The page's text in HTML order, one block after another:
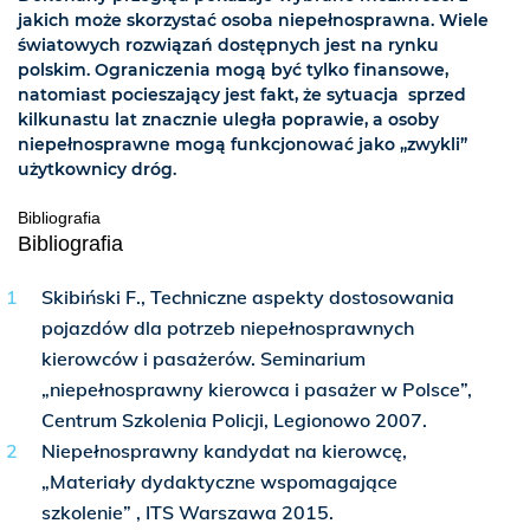
jakich może skorzystać osoba niepełnosprawna. Wiele
światowych rozwiązań dostępnych jest na rynku
polskim. Ograniczenia mogą być tylko finansowe,
natomiast pocieszający jest fakt, że sytuacja sprzed
kilkunastu lat znacznie uległa poprawie, a osoby
niepełnosprawne mogą funkcjonować jako „zwykli”
użytkownicy dróg.
Bibliografia
Bibliografia
Skibiński F., Techniczne aspekty dostosowania
pojazdów dla potrzeb niepełnosprawnych
kierowców i pasażerów. Seminarium
„niepełnosprawny kierowca i pasażer w Polsce”,
Centrum Szkolenia Policji, Legionowo 2007.
Niepełnosprawny kandydat na kierowcę,
„Materiały dydaktyczne wspomagające
szkolenie” , ITS Warszawa 2015.